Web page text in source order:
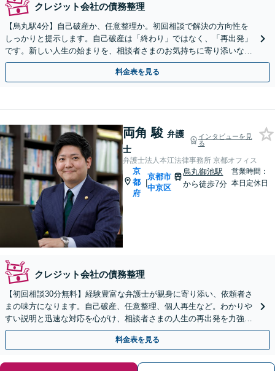
クレジット会社の債務整理
【烏丸駅4分】自己破産か、任意整理か。初回相談で解決の方向性を
しっかりと提示します。自己破産は「終わり」ではなく、「再出発」
です。新しい人生の始まりを、相談者さまのお気持ちに寄り添いなが
らサポートします【初回相談無料】【法テラス利用可】
料金表を見る
両角 駿 弁護
士
インタビューを見
る
弁護士法人本江法律事務所 京都オフィス
京
都
府
|
京都市
中京区
烏丸御池駅
から徒歩7分
営業時間：
本日定休日
クレジット会社の債務整理
【初回相談30分無料】経験豊富な弁護士が親身に寄り添い、依頼者さ
まの味方になります。自己破産、任意整理、個人再生など。わかりや
すい説明と迅速な対応を心がけ、相談者さまの人生の再出発を力強く
応援いたします。
料金表を見る